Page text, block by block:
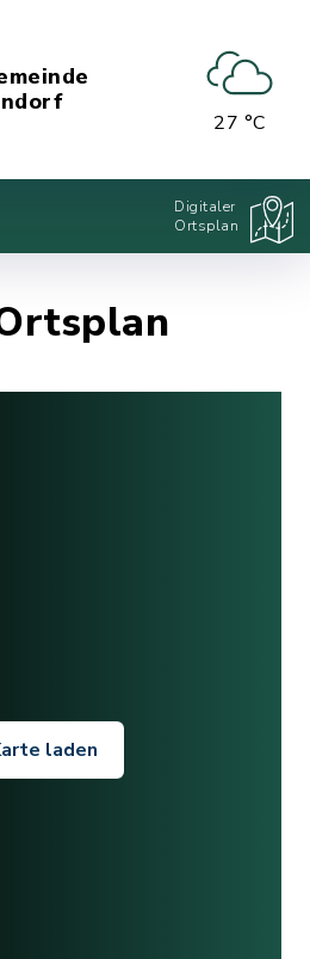
27 °C
Digitaler
Ortsplan
laden